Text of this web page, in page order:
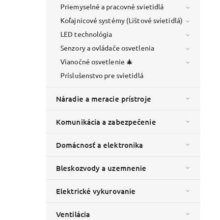
Priemyselné a pracovné svietidlá
Koľajnicové systémy (Lištové svietidlá)
LED technológia
Senzory a ovládače osvetlenia
Vianočné osvetlenie 🎄
Príslušenstvo pre svietidlá
Náradie a meracie prístroje
Komunikácia a zabezpečenie
Domácnosť a elektronika
Bleskozvody a uzemnenie
Elektrické vykurovanie
Ventilácia